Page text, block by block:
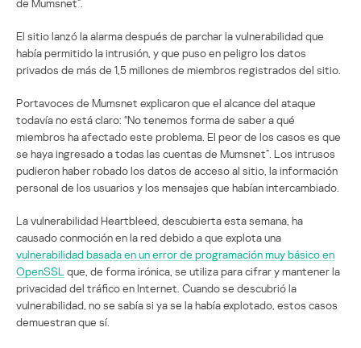
El sitio lanzó la alarma después de parchar la vulnerabilidad que
había permitido la intrusión, y que puso en peligro los datos
privados de más de 1,5 millones de miembros registrados del sitio.
Portavoces de Mumsnet explicaron que el alcance del ataque
todavía no está claro: “No tenemos forma de saber a qué
miembros ha afectado este problema. El peor de los casos es que
se haya ingresado a todas las cuentas de Mumsnet”. Los intrusos
pudieron haber robado los datos de acceso al sitio, la información
personal de los usuarios y los mensajes que habían intercambiado.
La vulnerabilidad Heartbleed, descubierta esta semana, ha
causado conmoción en la red debido a que explota una
vulnerabilidad basada en un error de programación muy básico en
OpenSSL que, de forma irónica, se utiliza para cifrar y mantener la
privacidad del tráfico en Internet. Cuando se descubrió la
vulnerabilidad, no se sabía si ya se la había explotado, estos casos
demuestran que sí.